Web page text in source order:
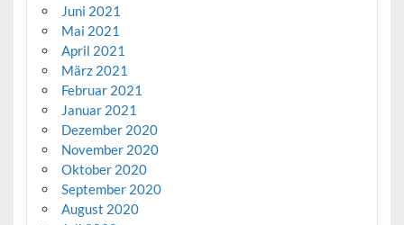
Juni 2021
Mai 2021
April 2021
März 2021
Februar 2021
Januar 2021
Dezember 2020
November 2020
Oktober 2020
September 2020
August 2020